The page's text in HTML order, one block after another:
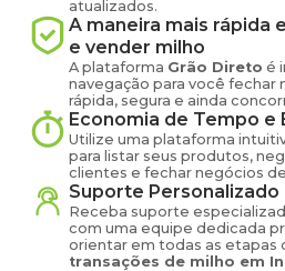
atualizados.
A maneira mais rápida
e vender milho
A plataforma Grão Direto é
navegação para você fechar
rápida, segura e ainda
Economia de Tempo e
Utilize uma plataforma
para listar seus produtos,
clientes e fechar negócios
Suporte Personalizado
Receba suporte
com uma equipe dedicada
orientar em todas as etapas
transações de milho em